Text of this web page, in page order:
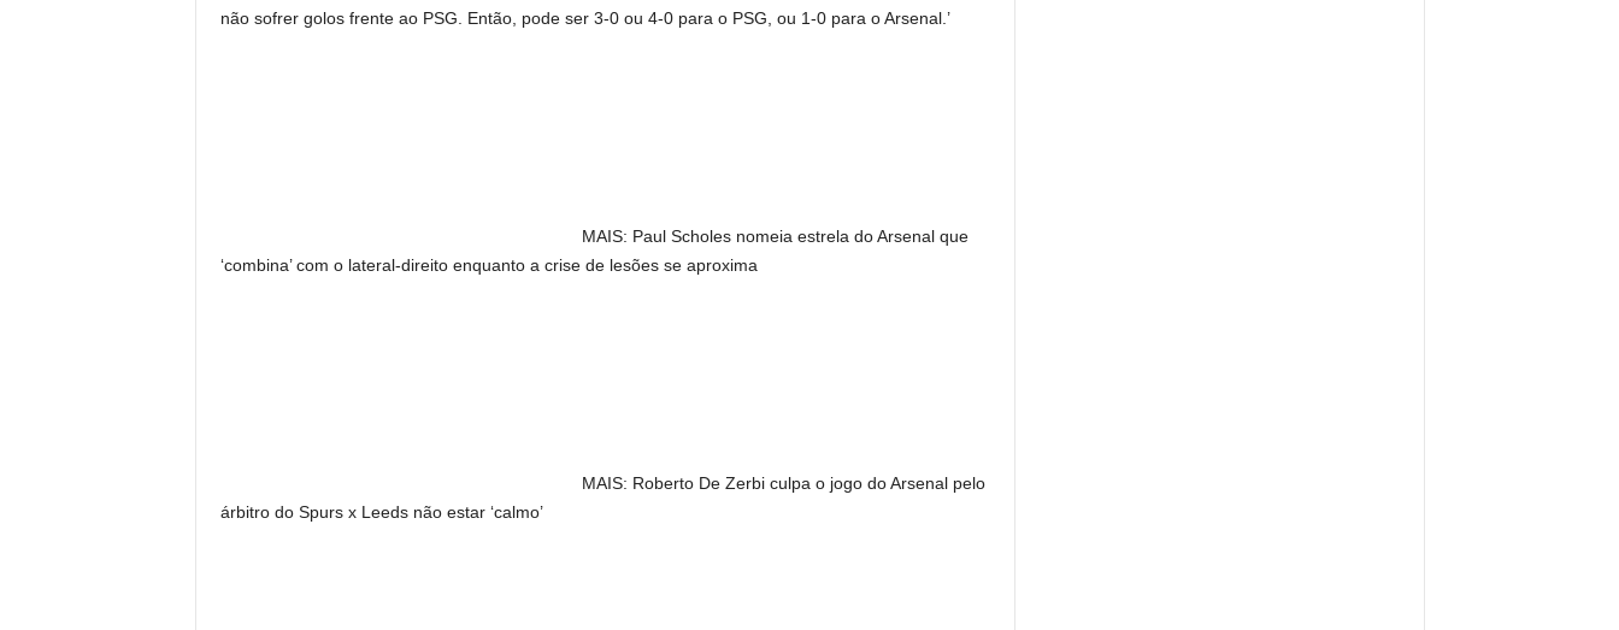
não sofrer golos frente ao PSG. Então, pode ser 3-0 ou 4-0 para o PSG, ou 1-0 para o Arsenal.’
MAIS: Paul Scholes nomeia estrela do Arsenal que
‘combina’ com o lateral-direito enquanto a crise de lesões se aproxima
MAIS: Roberto De Zerbi culpa o jogo do Arsenal pelo
árbitro do Spurs x Leeds não estar ‘calmo’